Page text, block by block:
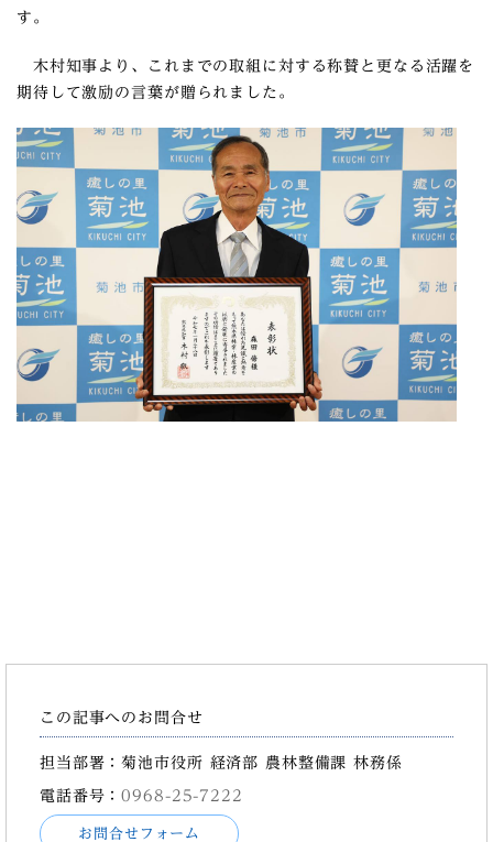
す。
木村知事より、これまでの取組に対する称賛と更なる活躍を
期待して激励の言葉が贈られました。
この記事へのお問合せ
担当部署：菊池市役所 経済部 農林整備課 林務係
電話番号：0968-25-7222
お問合せフォーム